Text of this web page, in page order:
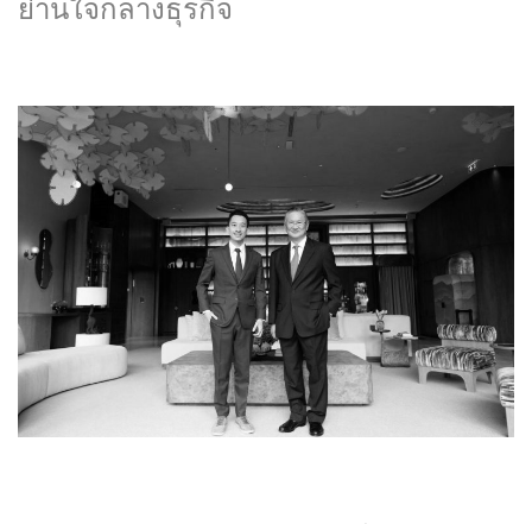
ย่านใจกลางธุรกิจ